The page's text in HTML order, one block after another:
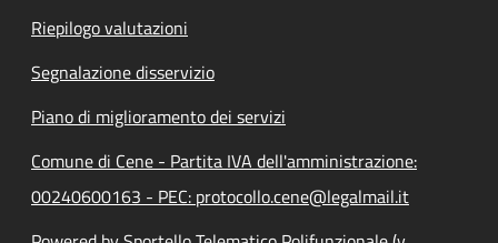
Riepilogo valutazioni
Segnalazione disservizio
Piano di miglioramento dei servizi
Comune di Cene - Partita IVA dell'amministrazione:
00240600163 - PEC: protocollo.cene@legalmail.it